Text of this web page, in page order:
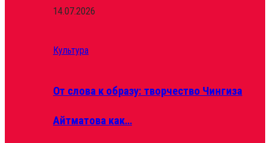
14.07.2026
Культура
От слова к образу: творчество Чингиза
Айтматова как…